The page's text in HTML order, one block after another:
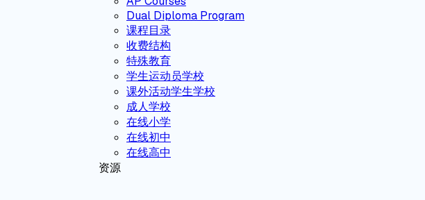
Dual Diploma Program
课程目录
收费结构
特殊教育
学生运动员学校
课外活动学生学校
成人学校
在线小学
在线初中
在线高中
资源